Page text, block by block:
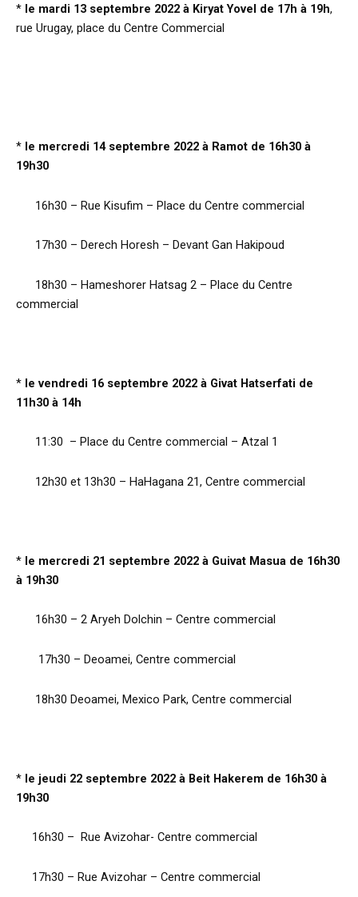
* le mardi 13 septembre 2022 à Kiryat Yovel de 17h à 19h,
rue Urugay, place du Centre Commercial
* le mercredi 14 septembre 2022 à Ramot de 16h30 à
19h30
16h30 – Rue Kisufim – Place du Centre commercial
17h30 – Derech Horesh – Devant Gan Hakipoud
18h30 – Hameshorer Hatsag 2 – Place du Centre
commercial
* le vendredi 16 septembre 2022 à Givat Hatserfati de
11h30 à 14h
11:30 – Place du Centre commercial – Atzal 1
12h30 et 13h30 – HaHagana 21, Centre commercial
* le mercredi 21 septembre 2022 à Guivat Masua de 16h30
à 19h30
16h30 – 2 Aryeh Dolchin – Centre commercial
17h30 – Deoamei, Centre commercial
18h30 Deoamei, Mexico Park, Centre commercial
* le jeudi 22 septembre 2022 à Beit Hakerem de 16h30 à
19h30
16h30 – Rue Avizohar- Centre commercial
17h30 – Rue Avizohar – Centre commercial